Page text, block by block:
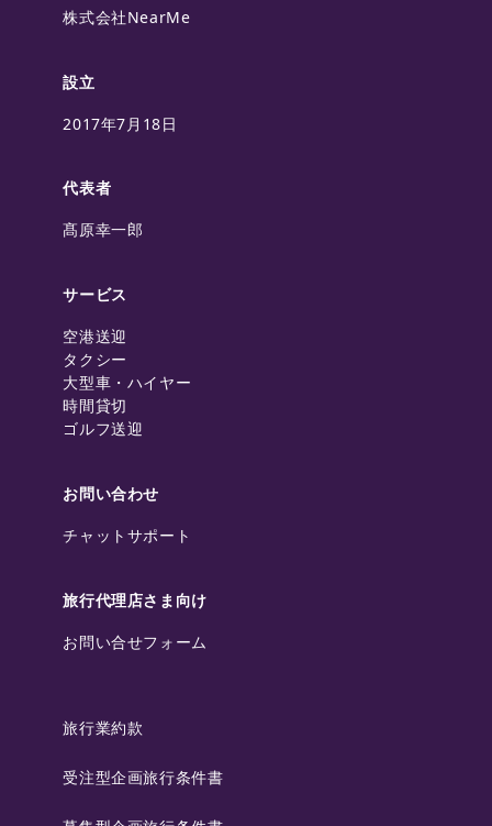
株式会社NearMe
設立
2017年7月18日
代表者
髙原幸一郎
サービス
空港送迎
タクシー
大型車・ハイヤー
時間貸切
ゴルフ送迎
お問い合わせ
チャットサポート
旅行代理店さま向け
お問い合せフォーム
旅行業約款
受注型企画旅行条件書